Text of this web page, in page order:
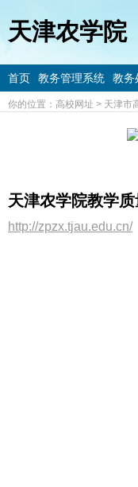
天津农学院
首页 教务管理系统 教务
你的位置： 高校网址 > 天津市
天津农学院教学
http://zpzx.tjau.edu.cn/